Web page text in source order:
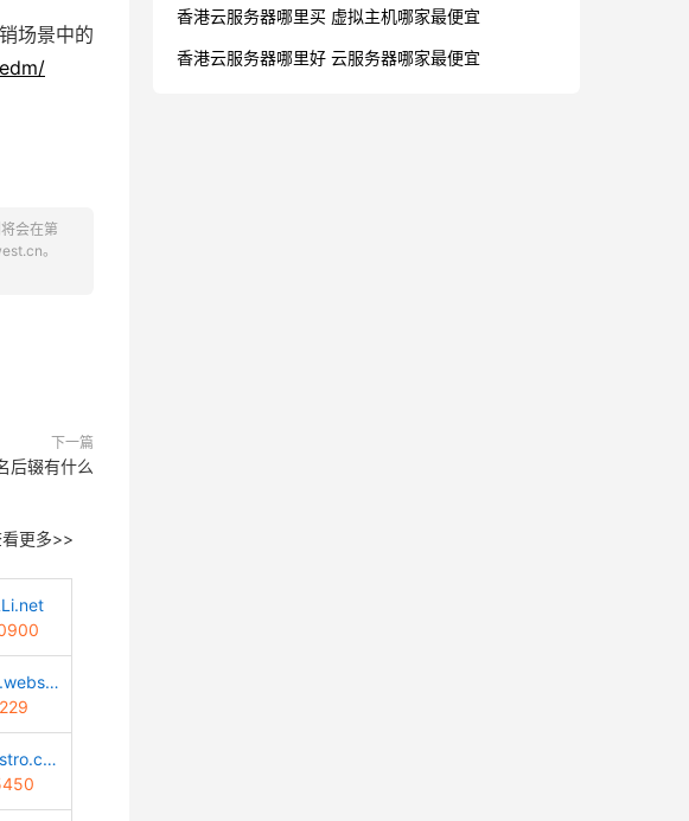
场景中的
会在第
。
下一篇
后辍有什么
更多>>
3389.website
wagastro.com
香港云服务器哪里买 虚拟主机哪家最便宜
香港云服务器哪里好 云服务器哪家最便宜